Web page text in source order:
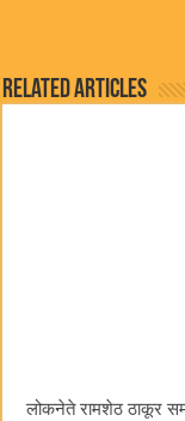
Related Articles
लोकनेते रामशेठ ठाकूर